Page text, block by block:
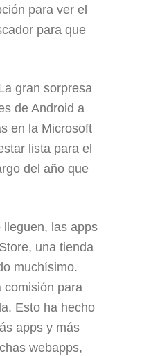
para ver el
para que
gran sorpresa
de Android a
en la Microsoft
lista para el
del año que
lleguen, las apps
una tienda
muchísimo.
comisión para
Esto ha hecho
apps y más
webapps,